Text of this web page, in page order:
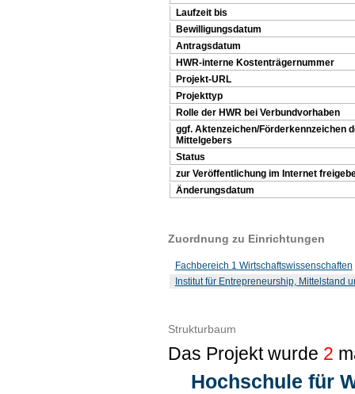
Laufzeit bis
Bewilligungsdatum
Antragsdatum
HWR-interne Kostenträgernummer
Projekt-URL
Projekttyp
Rolle der HWR bei Verbundvorhaben
ggf. Aktenzeichen/Förderkennzeichen
Mittelgebers
Status
zur Veröffentlichung im Internet
Änderungsdatum
Zuordnung zu Einrichtungen
Fachbereich 1 Wirtschaftswissenschaften
Institut für Entrepreneurship, Mittelstand
Strukturbaum
Das Projekt wurde 2
Hochschule für